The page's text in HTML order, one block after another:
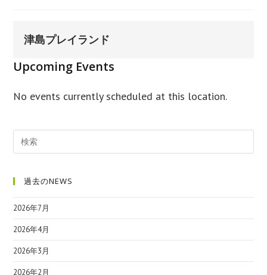
津島プレイランド
Upcoming Events
No events currently scheduled at this location.
過去のNEWS
2026年7月
2026年4月
2026年3月
2026年2月